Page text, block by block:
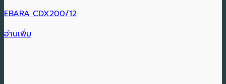
EBARA CDX200/12
อ่านเพิ่ม